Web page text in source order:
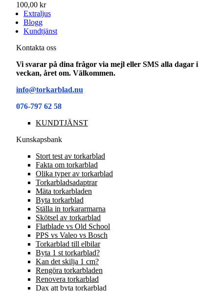
100,00 kr
Extraljus
Blogg
Kundtjänst
Kontakta oss
Vi svarar på dina frågor via mejl eller SMS alla dagar i
veckan, året om. Välkommen.
info@torkarblad.nu
076-797 62 58
KUNDTJÄNST
Kunskapsbank
Stort test av torkarblad
Fakta om torkarblad
Olika typer av torkarblad
Torkarbladsadaptrar
Mäta torkarbladen
Byta torkarblad
Ställa in torkararmarna
Skötsel av torkarblad
Flatblade vs Old School
PPS vs Valeo vs Bosch
Torkarblad till elbilar
Byta 1 st torkarblad?
Kan det skilja 1 cm?
Rengöra torkarbladen
Renovera torkarblad
Dax att byta torkarblad